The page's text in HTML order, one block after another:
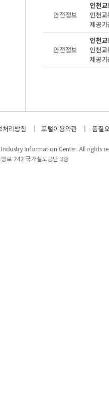
안전정보
인천
제공
안전정보
인천
제공
처리방침 포털이용약관 품질
Information Center. All rights
로 242 국가철도공단 3층